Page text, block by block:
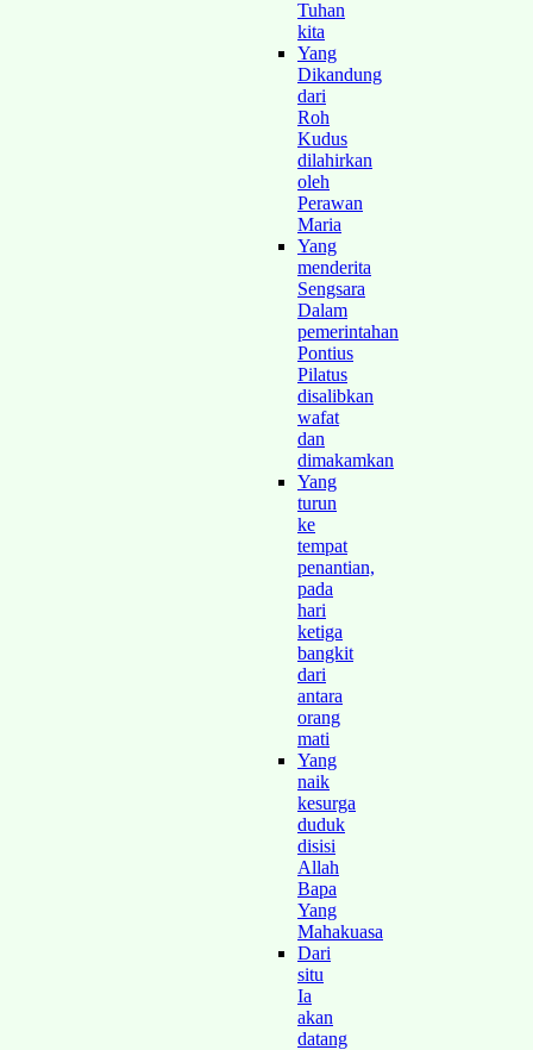
Tuhan
kita
Yang
Dikandung
dari
Roh
Kudus
dilahirkan
oleh
Perawan
Maria
Yang
menderita
Sengsara
Dalam
pemerintahan
Pontius
Pilatus
disalibkan
wafat
dan
dimakamkan
Yang
turun
ke
tempat
penantian,
pada
hari
ketiga
bangkit
dari
antara
orang
mati
Yang
naik
kesurga
duduk
disisi
Allah
Bapa
Yang
Mahakuasa
Dari
situ
Ia
akan
datang